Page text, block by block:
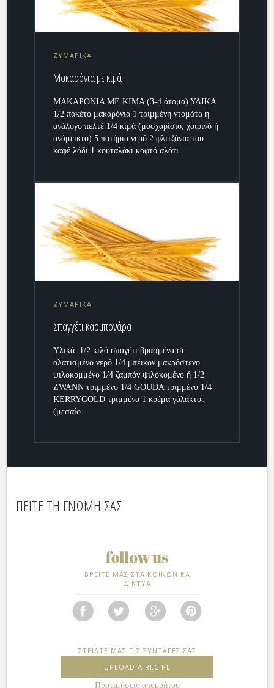
ΖΥΜΑΡΙΚΑ
Μακαρόνια με κιμά
ΜΑΚΑΡΟΝΙΑ ΜΕ ΚΙΜΑ (3-4 άτομα) ΥΛΙΚΑ
1/2 πακέτο μακαρόνια 1 τριμμένη ντομάτα ή
ανάλογο πελτέ 1/4 κιμά (μοσχαρίσιο, χοιρινό ή
ανάμεικτο) 5 ποτήρια νερό 2 φλιτζάνια του
καφέ λάδι 1 κουταλάκι κοφτό αλάτι...
ΖΥΜΑΡΙΚΑ
Σπαγγέτι καρμπονάρα
Υλικά: 1/2 κιλό σπαγέτι βρασμένα σε
αλατισμένο νερό 1/4 μπέικον μακρόστενο
ψιλοκομμένο 1/4 ζαμπόν ψιλοκομένο ή 1/2
ZWANN τριμμένο 1/4 GOUDA τριμμένο 1/4
KERRYGOLD τριμμένο 1 κρέμα γάλακτος
(μεσαίο...
ΠΕΙΤΕ ΤΗ ΓΝΩΜΗ ΣΑΣ
ΒΡΕΙΤΕ ΜΑΣ ΣΤΑ ΚΟΙΝΩΝΙΚΑ
ΔΙΚΤΥΑ
ΣΤΕΙΛΤΕ ΜΑΣ ΤΙΣ ΣΥΝΤΑΓΕΣ ΣΑΣ
UPLOAD A RECIPE
Προτιμήσεις απορρήτου